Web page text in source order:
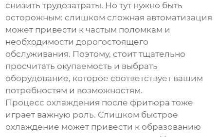
снизить трудозатраты. Но тут нужно быть
осторожным: слишком сложная автоматизация
может привести к частым поломкам и
необходимости дорогостоящего
обслуживания. Поэтому, стоит тщательно
просчитать окупаемость и выбрать
оборудование, которое соответствует вашим
потребностям и возможностям.
Процесс охлаждения после фритюра тоже
играет важную роль. Слишком быстрое
охлаждение может привести к образованию